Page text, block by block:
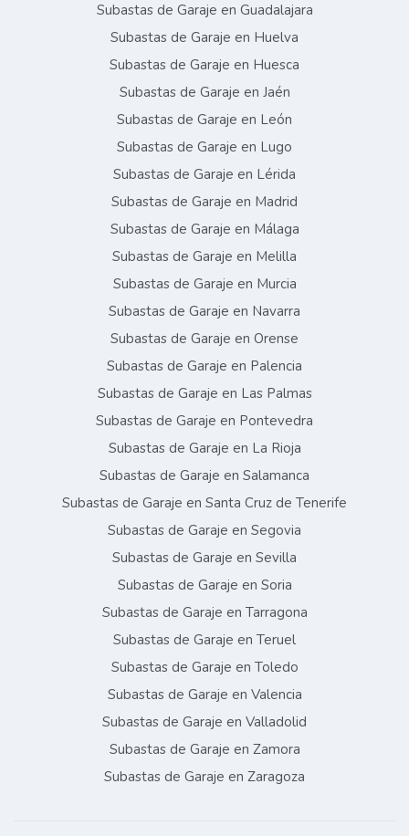
Subastas de Garaje en Guadalajara
Subastas de Garaje en Huelva
Subastas de Garaje en Huesca
Subastas de Garaje en Jaén
Subastas de Garaje en León
Subastas de Garaje en Lugo
Subastas de Garaje en Lérida
Subastas de Garaje en Madrid
Subastas de Garaje en Málaga
Subastas de Garaje en Melilla
Subastas de Garaje en Murcia
Subastas de Garaje en Navarra
Subastas de Garaje en Orense
Subastas de Garaje en Palencia
Subastas de Garaje en Las Palmas
Subastas de Garaje en Pontevedra
Subastas de Garaje en La Rioja
Subastas de Garaje en Salamanca
Subastas de Garaje en Santa Cruz de Tenerife
Subastas de Garaje en Segovia
Subastas de Garaje en Sevilla
Subastas de Garaje en Soria
Subastas de Garaje en Tarragona
Subastas de Garaje en Teruel
Subastas de Garaje en Toledo
Subastas de Garaje en Valencia
Subastas de Garaje en Valladolid
Subastas de Garaje en Zamora
Subastas de Garaje en Zaragoza